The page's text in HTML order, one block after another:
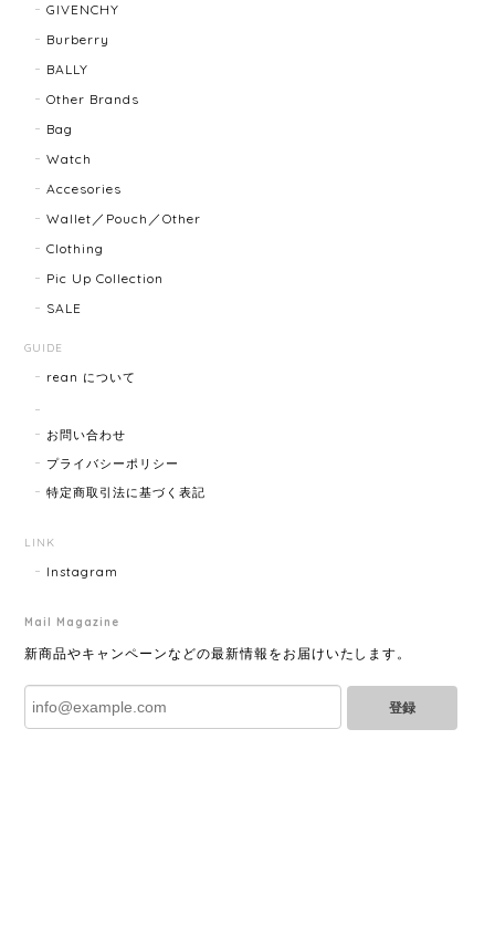
物の状態も良く、満足しております🥰 また機会があり
ましたらよろしくお願いします！
はぜんぜんわからずとても綺麗で素敵な時計でとても
気にいりました。 いつも迅速な発送と綺麗な商品ばか
りなので安心して購入できます。ありがとうございま
2025/06/28
とても綺麗なお品でした✨ ありがとうございました！
GIVENCHY
Burberry
BALLY
Other Brands
Bag
Watch
Accesories
Wallet／Pouch／Other
Clothing
Pic Up Collection
SALE
GUIDE
rean について
お問い合わせ
プライバシーポリシー
特定商取引法に基づく表記
LINK
Instagram
Mail Magazine
新商品やキャンペーンなどの最新情報をお届けいたします。
登録